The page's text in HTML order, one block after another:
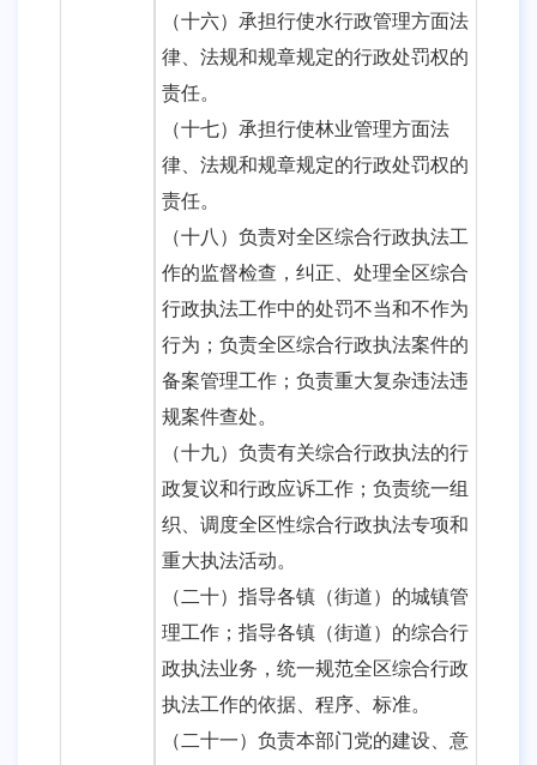
（十六）承担行使水行政管理方面法
律、法规和规章规定的行政处罚权的
责任。
（十七）承担行使林业管理方面法
律、法规和规章规定的行政处罚权的
责任。
（十八）负责对全区综合行政执法工
作的监督检查，纠正、处理全区综合
行政执法工作中的处罚不当和不作为
行为；负责全区综合行政执法案件的
备案管理工作；负责重大复杂违法违
规案件查处。
（十九）负责有关综合行政执法的行
政复议和行政应诉工作；负责统一组
织、调度全区性综合行政执法专项和
重大执法活动。
（二十）指导各镇（街道）的城镇管
理工作；指导各镇（街道）的综合行
政执法业务，统一规范全区综合行政
执法工作的依据、程序、标准。
（二十一）负责本部门党的建设、意